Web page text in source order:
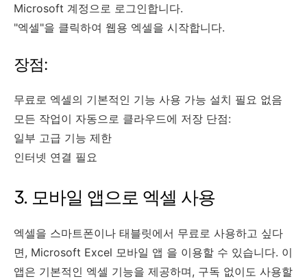
Microsoft 계정으로 로그인합니다.
"엑셀"을 클릭하여 웹용 엑셀을 시작합니다.
장점:
무료로 엑셀의 기본적인 기능 사용 가능 설치 필요 없음
모든 작업이 자동으로 클라우드에 저장 단점:
일부 고급 기능 제한
인터넷 연결 필요
3. 모바일 앱으로 엑셀 사용
엑셀을 스마트폰이나 태블릿에서 무료로 사용하고 싶다
면, Microsoft Excel 모바일 앱 을 이용할 수 있습니다. 이
앱은 기본적인 엑셀 기능을 제공하며, 구독 없이도 사용할